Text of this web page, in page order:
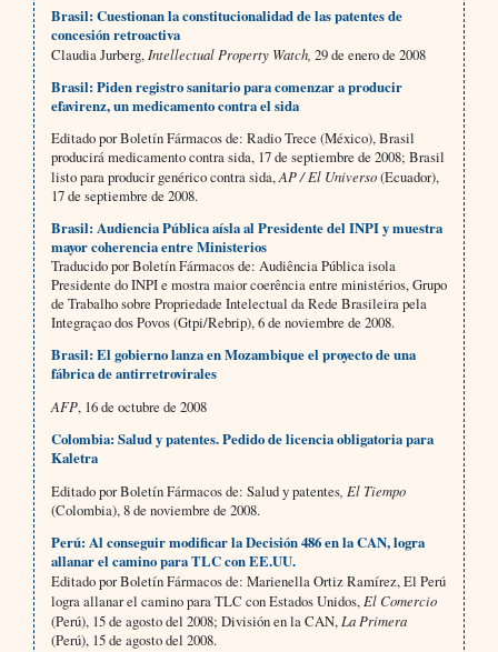
Brasil: Cuestionan la constitucionalidad de las patentes de
concesión retroactiva
Claudia Jurberg, Intellectual Property Watch, 29 de enero de 2008
Brasil: Piden registro sanitario para comenzar a producir
efavirenz, un medicamento contra el sida
Editado por Boletín Fármacos de: Radio Trece (México), Brasil
producirá medicamento contra sida, 17 de septiembre de 2008; Brasil
listo para producir genérico contra sida,AP / El Universo(Ecuador),
17 de septiembre de 2008.
Brasil: Audiencia Pública aísla al Presidente del INPI y muestra
mayor coherencia entre Ministerios
Traducido por Boletín Fármacos de: Audiência Pública isola
Presidente do INPI e mostra maior coerência entre ministérios, Grupo
de Trabalho sobre Propriedade Intelectual da Rede Brasileira pela
Integraçao dos Povos (Gtpi/Rebrip), 6 de noviembre de 2008.
Brasil: El gobierno lanza en Mozambique el proyecto de una
fábrica de antirretrovirales
AFP, 16 de octubre de 2008
Colombia: Salud y patentes. Pedido de licencia obligatoria para
Kaletra
Editado por Boletín Fármacos de: Salud y patentes, El Tiempo
(Colombia), 8 de noviembre de 2008.
Perú: Al conseguir modificar la Decisión 486 en la CAN, logra
allanar el camino para TLC con EE.UU.
Editado por Boletín Fármacos de: Marienella Ortiz Ramírez,El Perú
logra allanar el camino para TLC con Estados Unidos, El Comercio
(Perú), 15 de agosto del 2008; División en la CAN, La Primera
(Perú), 15 de agosto del 2008.